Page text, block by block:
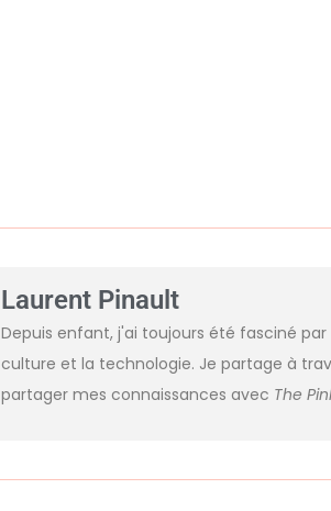
Laurent Pinault
Depuis enfant, j'ai toujours été fasciné
culture et la technologie. Je partage à
partager mes connaissances avec The